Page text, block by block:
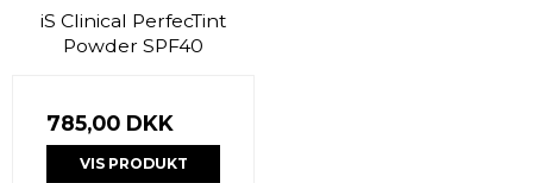
iS Clinical PerfecTint
Powder SPF40
785,00 DKK
VIS PRODUKT